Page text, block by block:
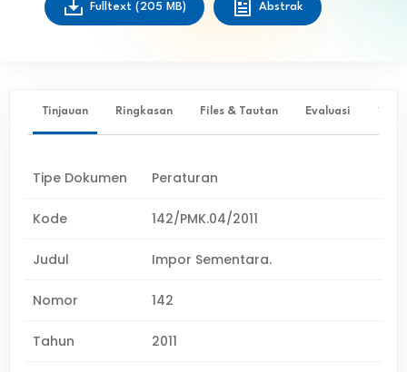
Fulltext (205 MB) Abstrak
Tinjauan Ringkasan Files & Tautan Evaluasi ✨
Tipe Dokumen Peraturan
Kode 142/PMK.04/2011
Judul Impor Sementara.
Nomor 142
Tahun 2011